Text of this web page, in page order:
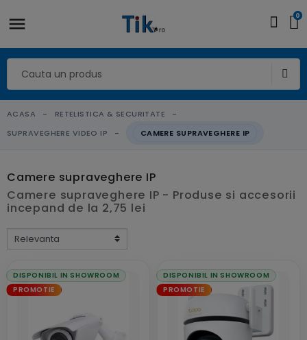
0
ACASA
RETELISTICA & SECURITATE
SUPRAVEGHERE VIDEO IP
CAMERE SUPRAVEGHERE IP
Camere supraveghere IP
Camere supraveghere IP - Produse si accesorii
incepand de la 2,75 lei
DISPONIBIL IN SHOWROOM
PROMOTIE
DISPONIBIL IN SHOWROOM
PROMOTIE